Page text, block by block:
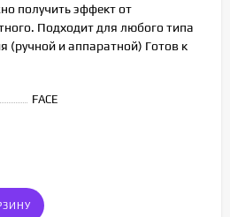
получить эффект от
Подходит для любого типа
(ручной и аппаратной) Готов к
FACE